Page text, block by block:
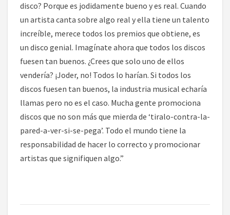
disco? Porque es jodidamente bueno y es real. Cuando
un artista canta sobre algo real y ella tiene un talento
increíble, merece todos los premios que obtiene, es
un disco genial. Imagínate ahora que todos los discos
fuesen tan buenos. ¿Crees que solo uno de ellos
vendería? ¡Joder, no! Todos lo harían. Si todos los
discos fuesen tan buenos, la industria musical echaría
llamas pero no es el caso. Mucha gente promociona
discos que no son más que mierda de ‘tiralo-contra-la-
pared-a-ver-si-se-pega’. Todo el mundo tiene la
responsabilidad de hacer lo correcto y promocionar
artistas que signifiquen algo.”